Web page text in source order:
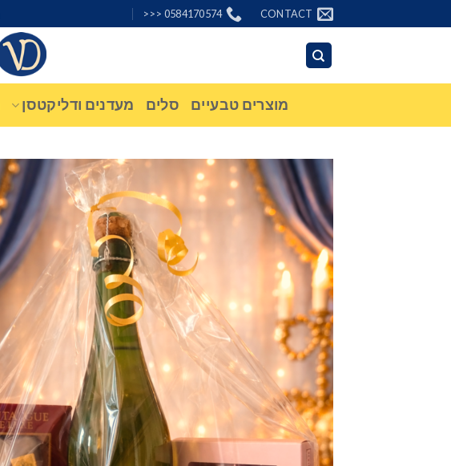
to
CONTACT
0584170574 <<<
מוצרים טבעיים סלים מעדנים ודליקטסן